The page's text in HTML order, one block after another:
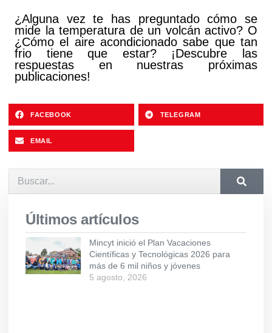
¿Alguna vez te has preguntado cómo se
mide la temperatura de un volcán activo? O
¿Cómo el aire acondicionado sabe que tan
frio tiene que estar? ¡Descubre las
respuestas en nuestras próximas
publicaciones!
FACEBOOK TELEGRAM
EMAIL
Últimos artículos
Mincyt inició el Plan Vacaciones
Científicas y Tecnológicas 2026 para
más de 6 mil niños y jóvenes
5 agosto, 2026